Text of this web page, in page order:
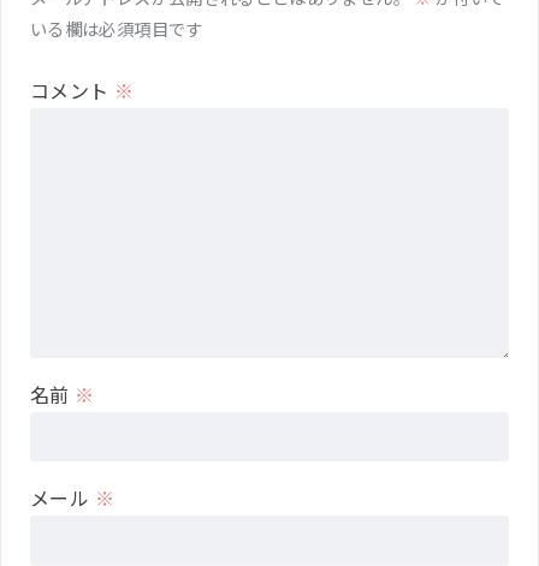
いる欄は必須項目です
コメント ※
名前 ※
メール ※